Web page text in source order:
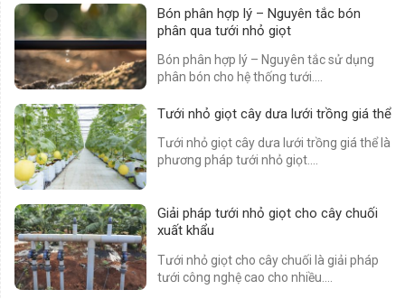
Bón phân hợp lý – Nguyên tắc bón
phân qua tưới nhỏ giọt
Bón phân hợp lý – Nguyên tắc sử dụng
phân bón cho hệ thống tưới....
Tưới nhỏ giọt cây dưa lưới trồng giá thể
Tưới nhỏ giọt cây dưa lưới trồng giá thể là
phương pháp tưới nhỏ giọt....
Giải pháp tưới nhỏ giọt cho cây chuối
xuất khẩu
Tưới nhỏ giọt cho cây chuối là giải pháp
tưới công nghệ cao cho nhiều....